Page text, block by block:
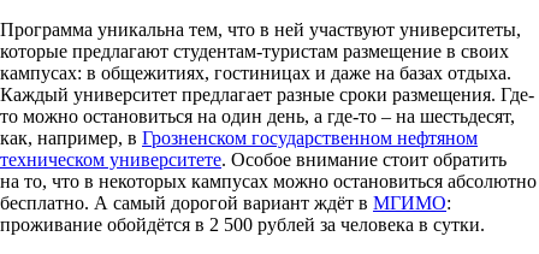
Программа уникальна тем, что в ней участвуют университеты,
которые предлагают студентам-туристам размещение в своих
кампусах: в общежитиях, гостиницах и даже на базах отдыха.
Каждый университет предлагает разные сроки размещения. Где-
то можно остановиться на один день, а где-то – на шестьдесят,
как, например, в Грозненском государственном нефтяном
техническом университете. Особое внимание стоит обратить
на то, что в некоторых кампусах можно остановиться абсолютно
бесплатно. А самый дорогой вариант ждёт в МГИМО:
проживание обойдётся в 2 500 рублей за человека в сутки.